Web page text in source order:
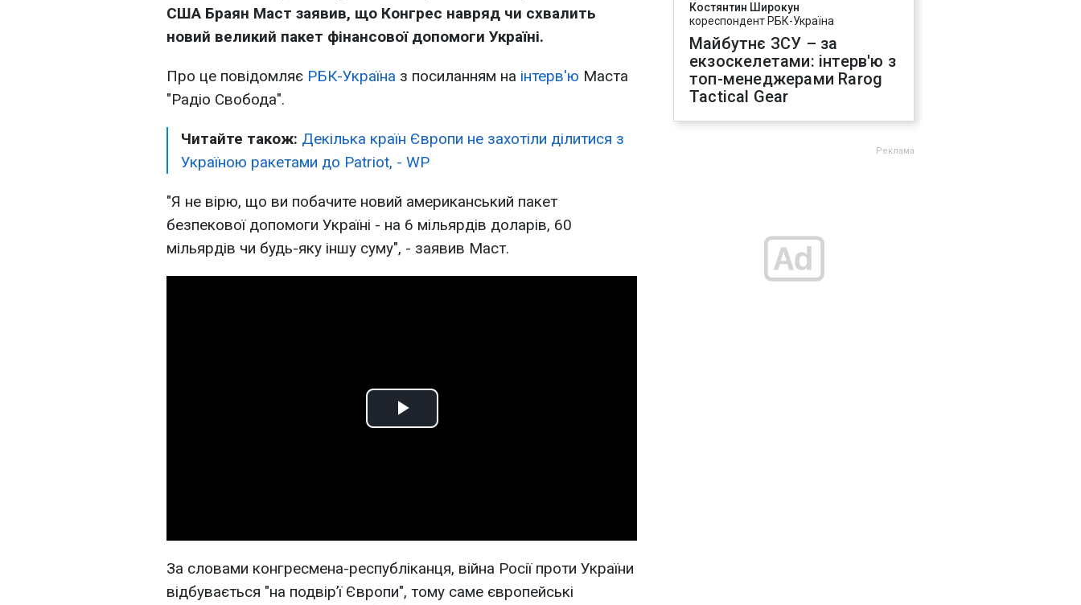
США Браян Маст заявив, що Конгрес навряд чи схвалить
новий великий пакет фінансової допомоги Україні.
Про це повідомляє РБК-Україна з посиланням на інтерв'ю Маста
"Радіо Свобода".
Читайте також: Декілька країн Європи не захотіли ділитися з
Україною ракетами до Patriot, - WP
"Я не вірю, що ви побачите новий американський пакет
безпекової допомоги Україні - на 6 мільярдів доларів, 60
мільярдів чи будь-яку іншу суму", - заявив Маст.
Play
За словами конгресмена-республіканця, війна Росії проти України
відбувається "на подвір’ї Європи", тому саме європейські
Костянтин Широкун
кореспондент РБК-Україна
Майбутнє ЗСУ – за
екзоскелетами: інтерв'ю з
топ-менеджерами Rarog
Tactical Gear